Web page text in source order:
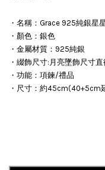
・名稱：Grace 925純銀星
・顏色：銀色
・金屬材質：925純銀
・綴飾尺寸:月亮墜飾尺寸
・功能：項鍊/禮品
・尺寸：約45cm(40+5cm